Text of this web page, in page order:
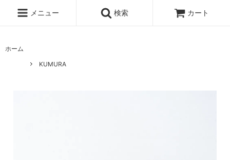
メニュー 検索 カート
ホーム
KUMURA